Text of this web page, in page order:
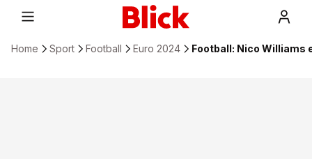
Home Sport Football Euro 2024 Football: Nico Williams